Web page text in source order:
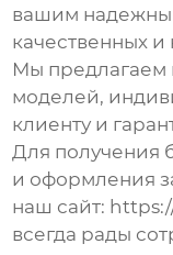
вашим
качественных и
Мы предлагаем
моделей,
клиенту и
Для получения
и оформления
наш сайт:
всегда рады